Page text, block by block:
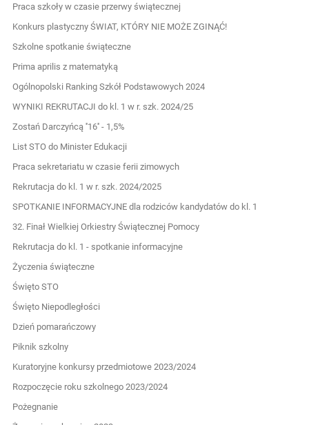
Praca szkoły w czasie przerwy świątecznej
Konkurs plastyczny ŚWIAT, KTÓRY NIE MOŻE ZGINĄĆ!
Szkolne spotkanie świąteczne
Prima aprilis z matematyką
Ogólnopolski Ranking Szkół Podstawowych 2024
WYNIKI REKRUTACJI do kl. 1 w r. szk. 2024/25
Zostań Darczyńcą ''16'' - 1,5%
List STO do Minister Edukacji
Praca sekretariatu w czasie ferii zimowych
Rekrutacja do kl. 1 w r. szk. 2024/2025
SPOTKANIE INFORMACYJNE dla rodziców kandydatów do kl. 1
32. Finał Wielkiej Orkiestry Świątecznej Pomocy
Rekrutacja do kl. 1 - spotkanie informacyjne
Życzenia świąteczne
Święto STO
Święto Niepodległości
Dzień pomarańczowy
Piknik szkolny
Kuratoryjne konkursy przedmiotowe 2023/2024
Rozpoczęcie roku szkolnego 2023/2024
Pożegnanie